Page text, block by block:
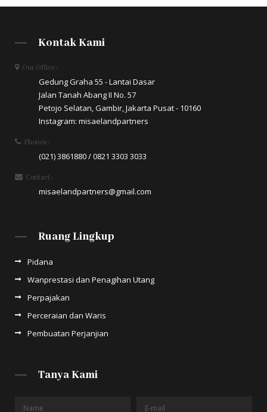
Kontak Kami
Our Office :
Gedung Graha 55 - Lantai Dasar
Jalan Tanah Abang II No. 57
Petojo Selatan, Gambir, Jakarta Pusat - 10160
Instagram: misaelandpartners
Phones :
(021) 3861880 / 0821 3303 3033
Contact :
misaelandpartners@gmail.com
Ruang Lingkup
Pidana
Wanprestasi dan Penagihan Utang
Perpajakan
Perceraian dan Waris
Pembuatan Perjanjian
Tanya Kami